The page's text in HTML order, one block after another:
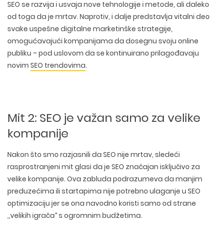
SEO se razvija i usvaja nove tehnologije i metode, ali daleko
od toga da je mrtav. Naprotiv, i dalje predstavlja vitalni deo
svake uspešne digitalne marketinške strategije,
omogućavajući kompanijama da dosegnu svoju online
publiku – pod uslovom da se kontinuirano prilagođavaju
novim SEO trendovima.
Mit 2: SEO je važan samo za velike
kompanije
Nakon što smo razjasnili da SEO nije mrtav, sledeći
rasprostranjeni mit glasi da je SEO značajan isključivo za
velike kompanije. Ova zabluda podrazumeva da manjim
preduzećima ili startapima nije potrebno ulaganje u SEO
optimizaciju jer se ona navodno koristi samo od strane
‚‚velikih igrača“ s ogromnim budžetima.